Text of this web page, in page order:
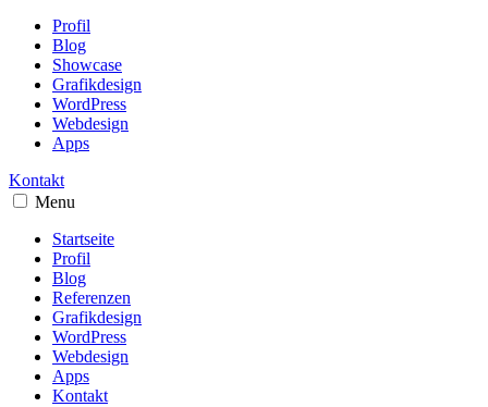
Profil
Blog
Showcase
Grafikdesign
WordPress
Webdesign
Apps
Kontakt
Menu
Startseite
Profil
Blog
Referenzen
Grafikdesign
WordPress
Webdesign
Apps
Kontakt